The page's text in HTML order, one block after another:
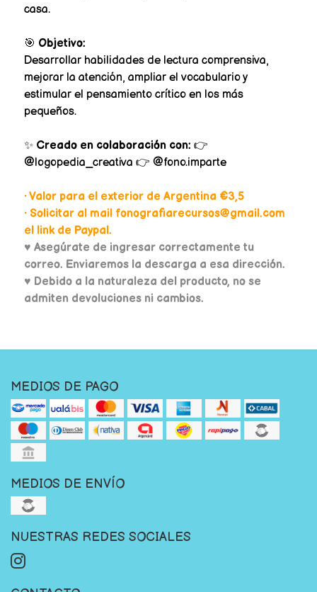
casa.
🎯 Objetivo:
Desarrollar habilidades de lectura comprensiva,
mejorar la atención, ampliar el vocabulario y
estimular el pensamiento crítico en los más
pequeños.
✨ Creado en colaboración con: 👉
@logopedia_creativa 👉 @fono.imparte
• Valor para el exterior de Argentina €3,5
• Solicitar al mail fonografiarecursos@gmail.com
el link de Paypal.
♥ Asegúrate de ingresar correctamente tu
correo. Enviaremos la descarga a esa dirección.
♥ Debido a la naturaleza del producto, no se
admiten devoluciones ni cambios.
MEDIOS DE PAGO
MEDIOS DE ENVÍO
NUESTRAS REDES SOCIALES